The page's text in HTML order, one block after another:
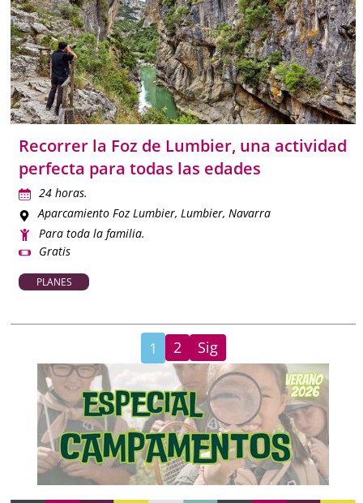
Recorrer la Foz de Lumbier, una actividad
perfecta para todas las edades
24 horas.
Aparcamiento Foz Lumbier, Lumbier, Navarra
Para toda la familia.
Gratis
PLANES
1 2 Sig